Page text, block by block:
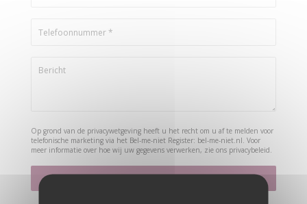
Op grond van de privacywetgeving heeft u het recht om u af te melden voor
telefonische marketing via het Bel-me-niet Register: bel-me-niet.nl. Voor
meer informatie over hoe wij uw gegevens verwerken, zie ons privacybeleid.